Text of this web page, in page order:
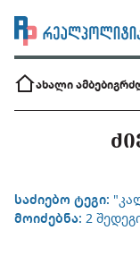
ახალი ამბები
საძიებო ტეგი:
მოიძებნა: 2